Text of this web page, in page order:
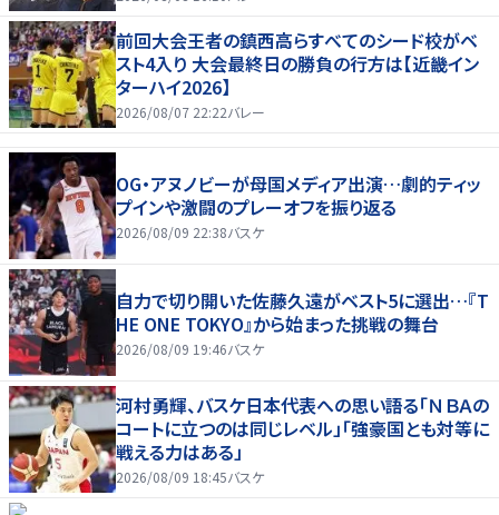
前回大会王者の鎮西高らすべてのシード校がベ
スト4入り 大会最終日の勝負の行方は【近畿イン
ターハイ2026】
2026/08/07 22:22バレー
OG・アヌノビーが母国メディア出演…劇的ティッ
プインや激闘のプレーオフを振り返る
2026/08/09 22:38バスケ
自力で切り開いた佐藤久遠がベスト5に選出…『T
HE ONE TOKYO』から始まった挑戦の舞台
2026/08/09 19:46バスケ
河村勇輝、バスケ日本代表への思い語る「ＮＢＡの
コートに立つのは同じレベル」「強豪国とも対等に
戦える力はある」
2026/08/09 18:45バスケ